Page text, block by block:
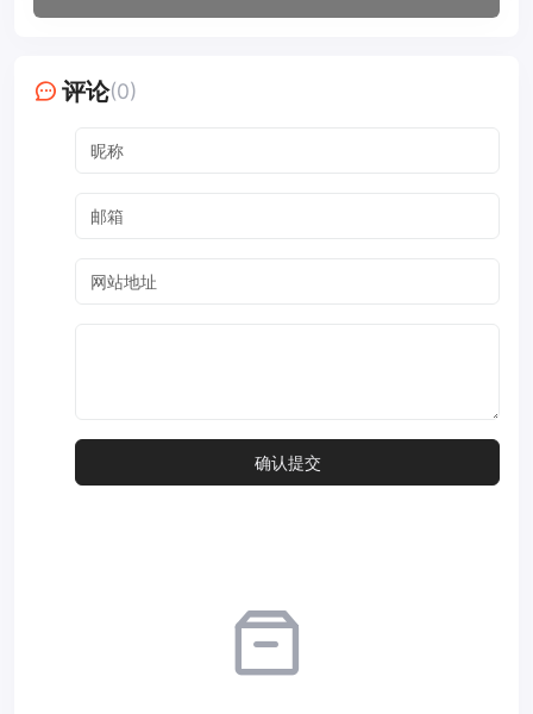
评论(0)